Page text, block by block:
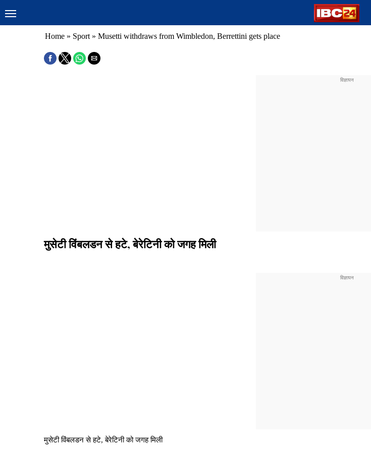
Home » Sport » Musetti withdraws from Wimbledon, Berrettini gets place
मुसेटी विंबलडन से हटे, बेरेटिनी को जगह मिली
मुसेटी विंबलडन से हटे, बेरेटिनी को जगह मिली